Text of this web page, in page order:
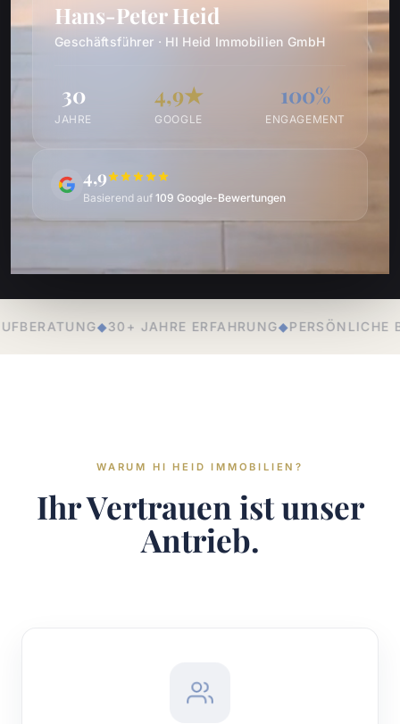
Hans-Peter Heid
Geschäftsführer · HI Heid Immobilien GmbH
30
JAHRE
4,9★
GOOGLE
100%
ENGAGEMENT
4,9
Basierend auf 109 Google-Bewertungen
◆PERSÖNLICHE BETREUUNG◆LOKALE
WARUM HI HEID IMMOBILIEN?
Ihr Vertrauen ist unser
Antrieb.